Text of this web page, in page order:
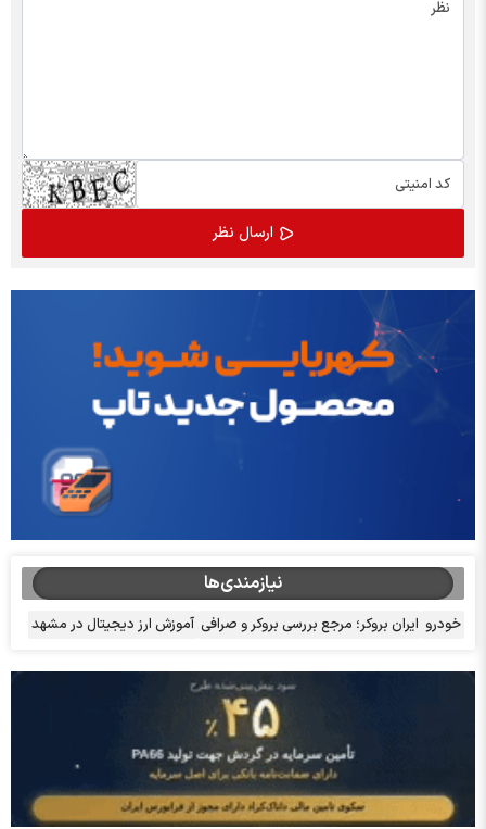
نیازمندی‌ها
خودرو ایران بروکر؛ مرجع بررسی بروکر و صرافی آموزش ارز دیجیتال در مشهد